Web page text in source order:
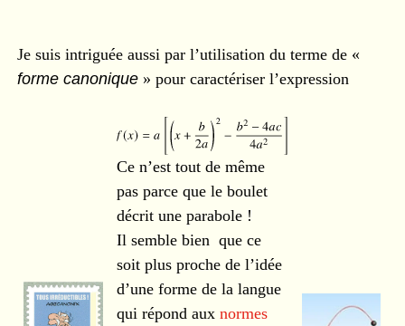
Je suis intriguée aussi par l’utilisation du terme de «
forme canonique» pour caractériser l’expression
Ce n’est tout de même
pas parce que le boulet
décrit une parabole !
Il semble bien que ce
soit plus proche de l’idée
d’une forme de la langue
qui répond auxnormes